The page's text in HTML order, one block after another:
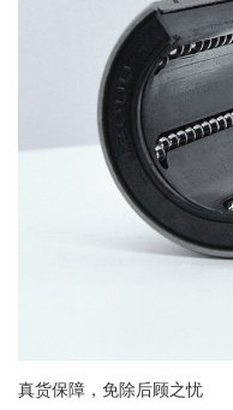
真货保障，免除后顾之忧